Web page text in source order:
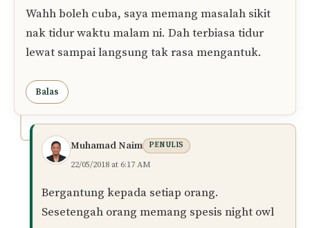
Wahh boleh cuba, saya memang masalah sikit
nak tidur waktu malam ni. Dah terbiasa tidur
lewat sampai langsung tak rasa mengantuk.
Balas
Muhamad Naim PENULIS
22/05/2018 at 6:17 AM
Bergantung kepada setiap orang.
Sesetengah orang memang spesis night owl